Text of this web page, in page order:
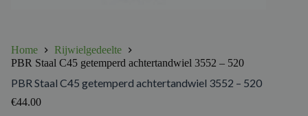
Home
Rijwielgedeelte
PBR Staal C45 getemperd achtertandwiel 3552 – 520
PBR Staal C45 getemperd achtertandwiel 3552 – 520
€44.00